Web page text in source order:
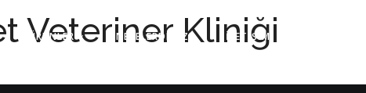
ÜRÜNLER NERELERDEYİZ? İLETİŞİM
Veteriner Kliniği